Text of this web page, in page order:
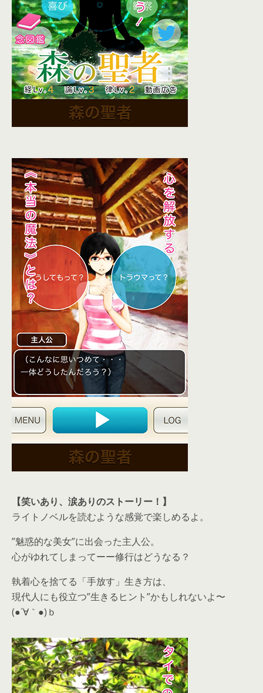
【笑いあり、涙ありのストーリー！】
ライトノベルを読むような感覚で楽しめるよ。
”魅惑的な美女”に出会った主人公。
心がゆれてしまってーー修行はどうなる？
執着心を捨てる「手放す」生き方は、
現代人にも役立つ”生きるヒント”かもしれないよ〜
(●´∀｀●)ｂ